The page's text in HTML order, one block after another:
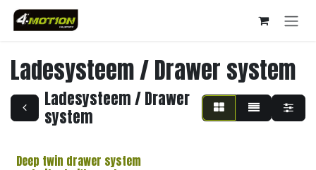
Overslaan naar inhoud
Ladesysteem / Drawer system
Ladesysteem / Drawer
system
Deep twin drawer system